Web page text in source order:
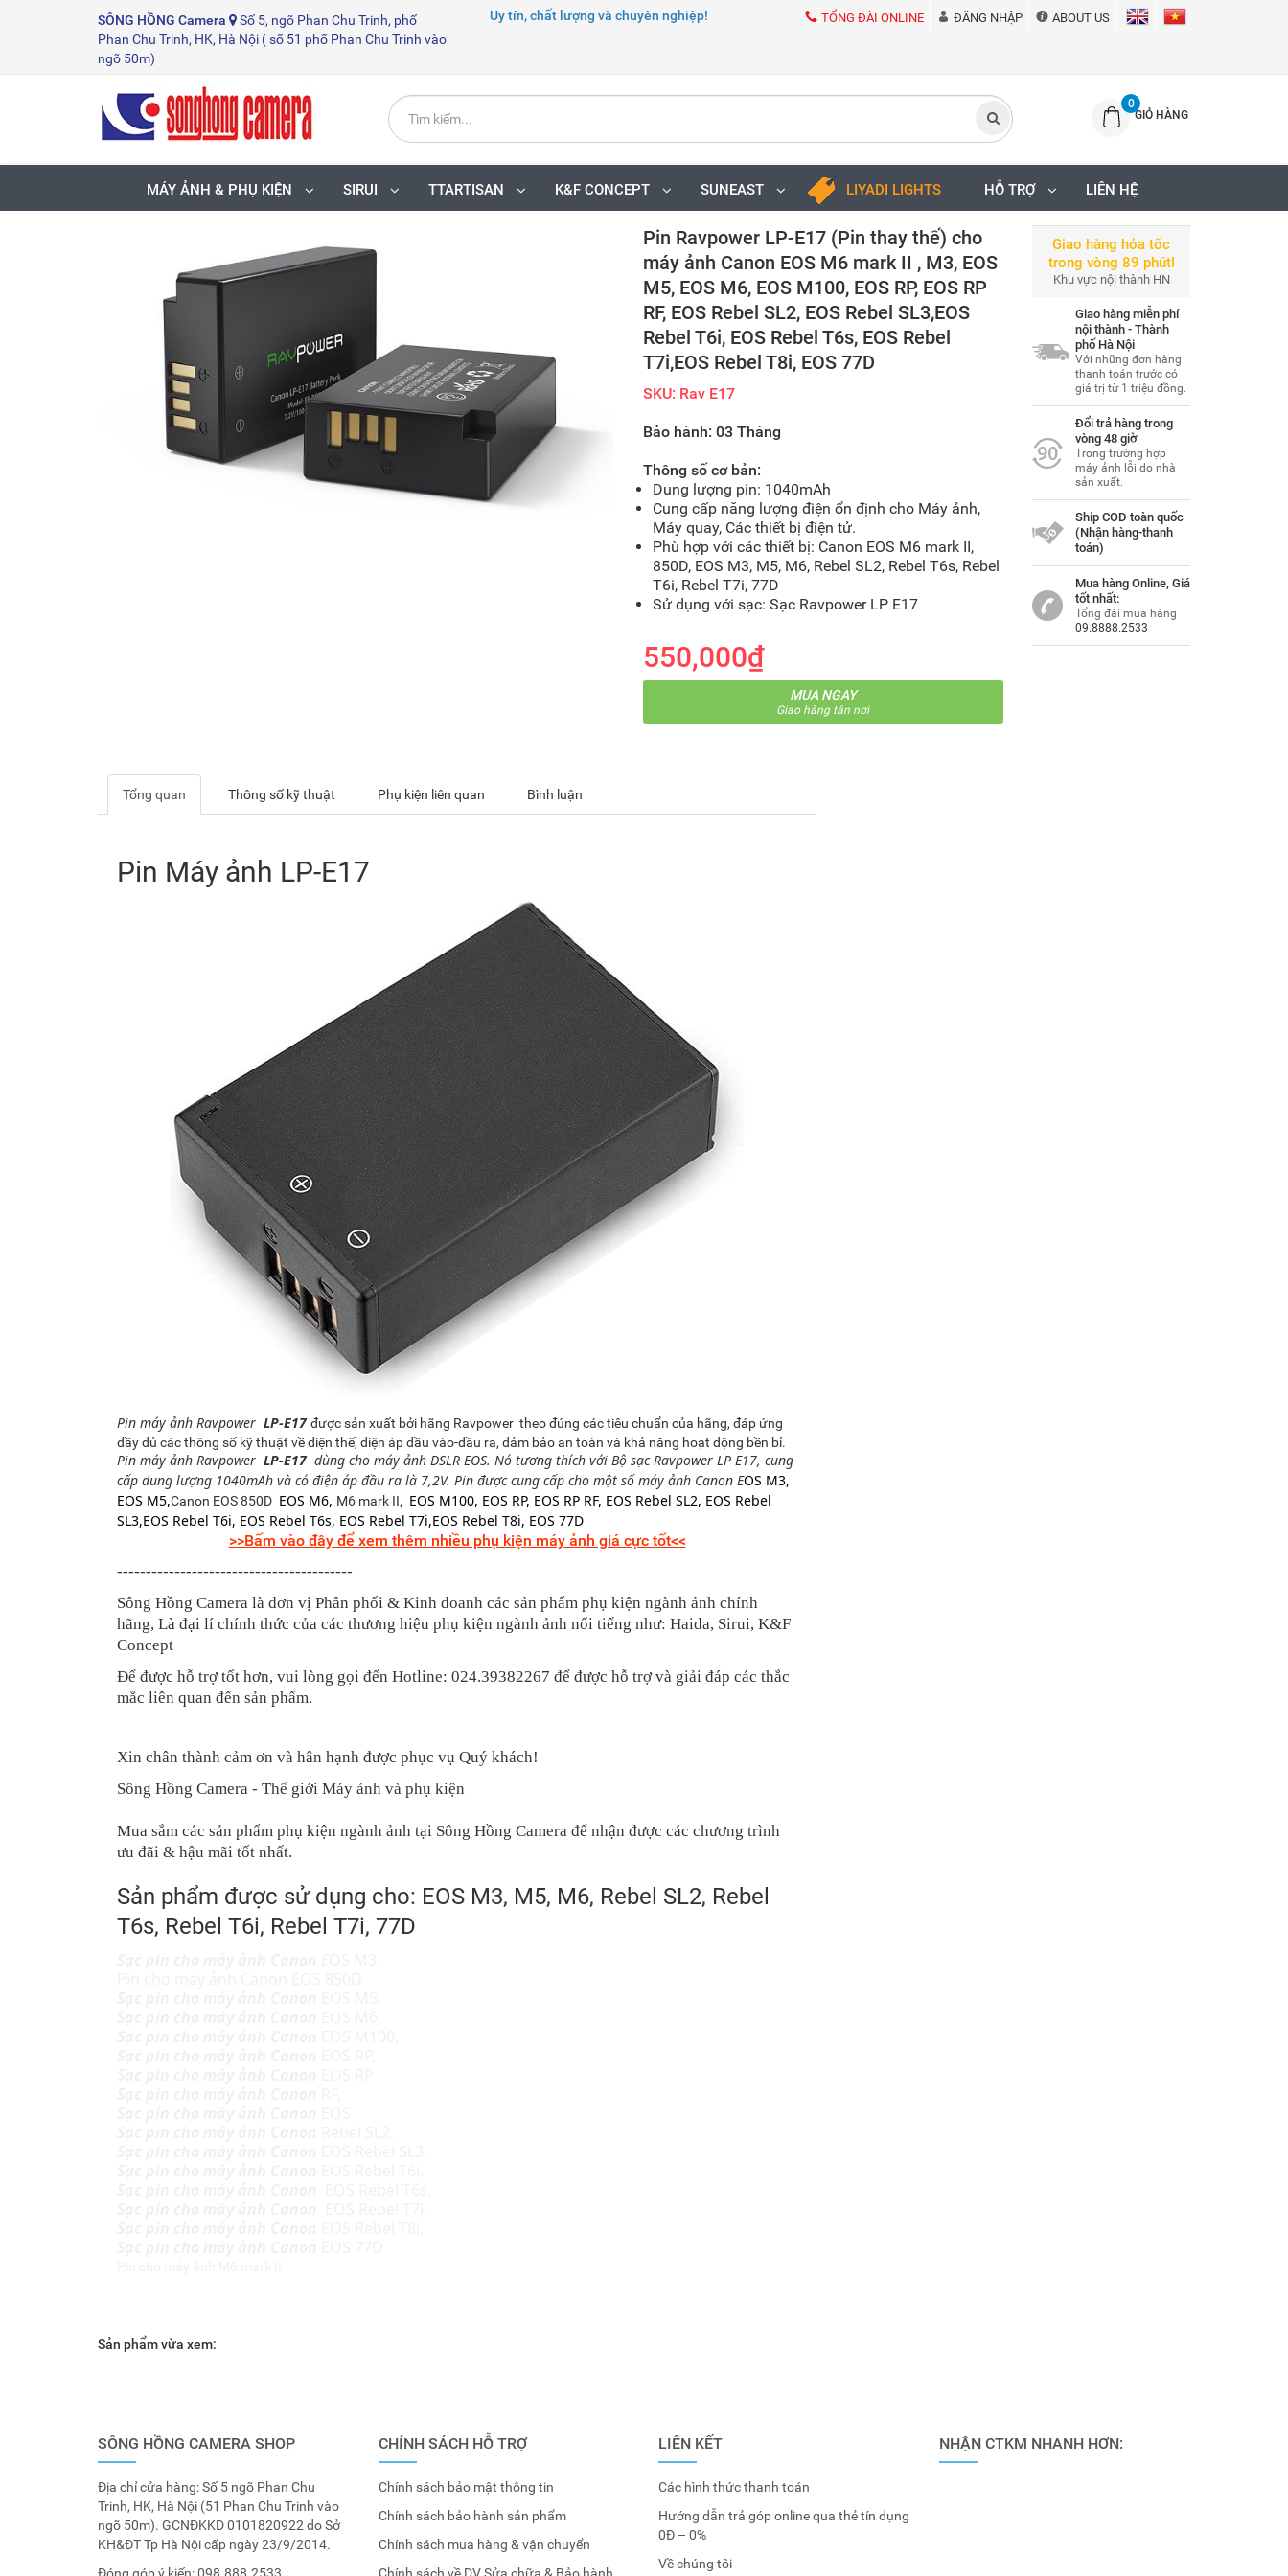
SÔNG HỒNG Camera
Số 5, ngõ Phan Chu Trinh, phố
Phan Chu Trinh, HK, Hà Nội ( số 51 phố Phan Chu Trinh vào
ngõ 50m)
Uy tín, chất lượng và chuyên nghiệp! TỔNG ĐÀI ONLINE ĐĂNG NHẬP ABOUT US
0
GIỎ HÀNG
MÁY ẢNH & PHỤ KIỆN SIRUI TTARTISAN K&F CONCEPT SUNEAST LIYADI LIGHTS HỖ TRỢ LIÊN HỆ
Pin Ravpower LP-E17 (Pin thay thế) cho
máy ảnh Canon EOS M6 mark II , M3, EOS
M5, EOS M6, EOS M100, EOS RP, EOS RP
RF, EOS Rebel SL2, EOS Rebel SL3,EOS
Rebel T6i, EOS Rebel T6s, EOS Rebel
T7i,EOS Rebel T8i, EOS 77D
SKU: Rav E17
Bảo hành: 03 Tháng
Thông số cơ bản:
Dung lượng pin: 1040mAh
Cung cấp năng lượng điện ổn định cho Máy ảnh,
Máy quay, Các thiết bị điện tử.
Phù hợp với các thiết bị: Canon EOS M6 mark II,
850D, EOS M3, M5, M6, Rebel SL2, Rebel T6s, Rebel
T6i, Rebel T7i, 77D
Sử dụng với sạc: Sạc Ravpower LP E17
550,000₫
MUA NGAY
Giao hàng tận nơi
Giao hàng hỏa tốc
trong vòng 89 phút!
Khu vực nội thành HN
Giao hàng miễn phí
nội thành - Thành
phố Hà Nội
Với những đơn hàng
thanh toán trước có
giá trị từ 1 triệu đồng.
Đổi trả hàng trong
vòng 48 giờ
Trong trường hợp
máy ảnh lỗi do nhà
sản xuất.
Ship COD toàn quốc
(Nhận hàng-thanh
toán)
Mua hàng Online, Giá
tốt nhất:
Tổng đài mua hàng
09.8888.2533
Tổng quan Thông số kỹ thuật Phụ kiện liên quan Bình luận
Pin Máy ảnh LP-E17
Pin máy ảnh Ravpower LP-E17được sản xuất bởi hãng Ravpower theo đúng các tiêu chuẩn của hãng, đáp ứng
đầy đủ các thông số kỹ thuật về điện thế, điện áp đầu vào-đầu ra, đảm bảo an toàn và khả năng hoạt động bền bỉ.
Pin máy ảnh Ravpower LP-E17dùng cho máy ảnh DSLR EOS. Nó tương thích với Bộ sạc Ravpower LP E17, cung
cấp dung lượng 1040mAh và có điện áp đầu ra là 7,2V. Pin được cung cấp cho một số máy ảnh Canon EOS M3,
EOS M5,Canon EOS 850D EOS M6, M6 mark II, EOS M100, EOS RP, EOS RP RF, EOS Rebel SL2, EOS Rebel
SL3,EOS Rebel T6i, EOS Rebel T6s, EOS Rebel T7i,EOS Rebel T8i, EOS 77D
>>Bấm vào đây để xem thêm nhiều phụ kiện máy ảnh giá cực tốt<<
-----------------------------------------
Sông Hồng Camera là đơn vị Phân phối & Kinh doanh các sản phẩm phụ kiện ngành ảnh chính
hãng, Là đại lí chính thức của các thương hiệu phụ kiện ngành ảnh nổi tiếng như: Haida, Sirui, K&F
Concept
Để được hỗ trợ tốt hơn, vui lòng gọi đến Hotline: 024.39382267 để được hỗ trợ và giải đáp các thắc
mắc liên quan đến sản phẩm.
Xin chân thành cảm ơn và hân hạnh được phục vụ Quý khách!
Sông Hồng Camera - Thế giới Máy ảnh và phụ kiện
Mua sắm các sản phẩm phụ kiện ngành ảnh tại Sông Hồng Camera để nhận được các chương trình
ưu đãi & hậu mãi tốt nhất.
Sản phẩm được sử dụng cho: EOS M3, M5, M6, Rebel SL2, Rebel
T6s, Rebel T6i, Rebel T7i, 77D
Sản phẩm vừa xem:
SÔNG HỒNG CAMERA SHOP
Địa chỉ cửa hàng: Số 5 ngõ Phan Chu
Trinh, HK, Hà Nội (51 Phan Chu Trinh vào
ngõ 50m). GCNĐKKD 0101820922 do Sở
KH&ĐT Tp Hà Nội cấp ngày 23/9/2014.
CHÍNH SÁCH HỖ TRỢ
Chính sách bảo mật thông tin
Chính sách bảo hành sản phẩm
Chính sách mua hàng & vận chuyển
LIÊN KẾT
Các hình thức thanh toán
Hướng dẫn trả góp online qua thẻ tín dụng
0Đ – 0%
Về chúng tôi
NHẬN CTKM NHANH HƠN: